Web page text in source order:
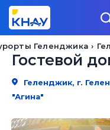
Геленджика
Гостевой
Геленджик, г.
"Агина"